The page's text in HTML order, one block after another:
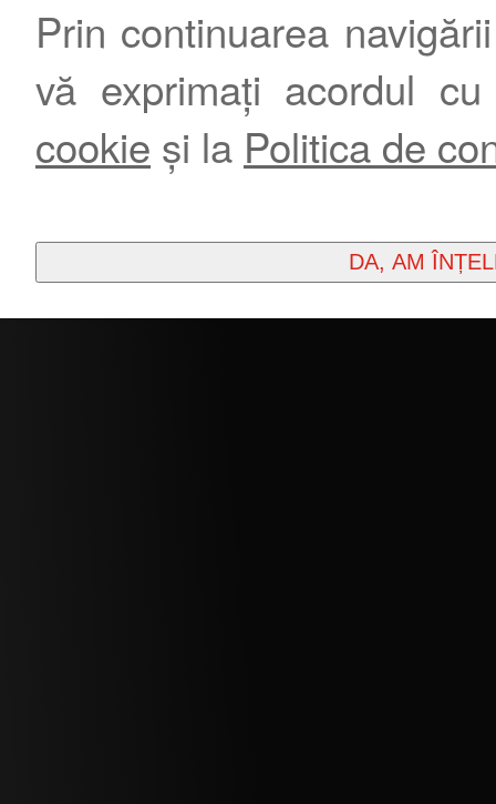
Prin continuarea
vă exprimați acordul
cookie și la Politica de